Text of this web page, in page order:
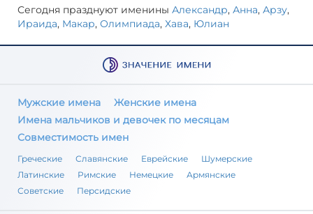
Сегодня празднуют именины Александр, Анна, Арзу,
Ираида, Макар, Олимпиада, Хава, Юлиан
Мужские имена
Женские имена
Имена мальчиков и девочек по месяцам
Совместимость имен
Греческие Славянские Еврейские
Шумерские
Латинские
Римские Немецкие
Армянские
Советские
Персидские